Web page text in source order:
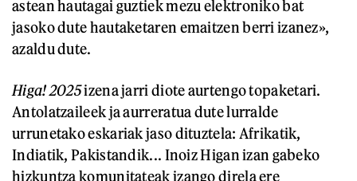
astean hautagai guztiek mezu elektroniko bat
jasoko dute hautaketaren emaitzen berri izanez»,
azaldu dute.
Higa! 2025izena jarri diote aurtengo topaketari.
Antolatzaileek ja aurreratua dute lurralde
urrunetako eskariak jaso dituztela: Afrikatik,
Indiatik, Pakistandik... Inoiz Higan izan gabeko
hizkuntza komunitateak izango direla ere